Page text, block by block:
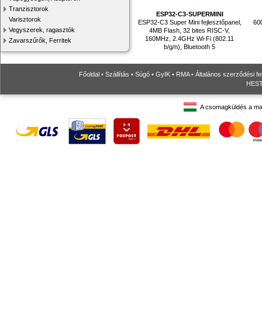
Tranzisztorok
Varisztorok
Vegyszerek, ragasztók
Zavarszűrők, Ferritek
ESP32-C3-SUPERMINI
ESP32-C3 Super Mini fejlesztőpanel,
4MB Flash, 32 bites RISC-V,
160MHz, 2.4GHz Wi-Fi (802.11
b/g/n), Bluetooth 5
Főoldal • Szállítás • Súgó • GyIK • RMA• Általános szerződési
A csomagküldés a